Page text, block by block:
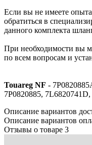
Если вы не имеете
обратиться в
данного комплекта
При необходимости вы
по всем вопросам и
Touareg NF -
7Р0820885,
Описание вариантов
Описание вариантов
Отзывы о товаре 3